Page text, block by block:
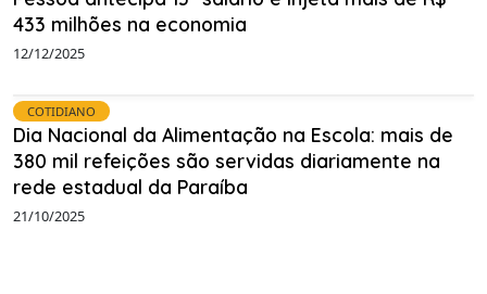
433 milhões na economia
12/12/2025
COTIDIANO
Dia Nacional da Alimentação na Escola: mais de
380 mil refeições são servidas diariamente na
rede estadual da Paraíba
21/10/2025